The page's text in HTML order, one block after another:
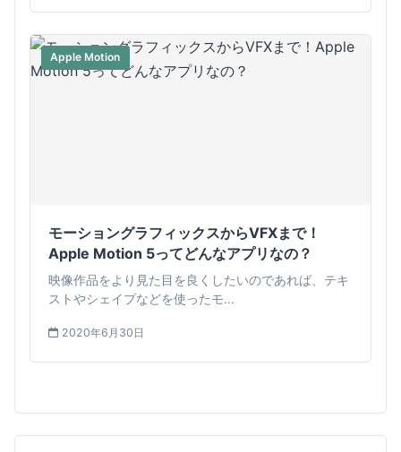
Apple Motion
モーショングラフィックスからVFXまで！
Apple Motion 5ってどんなアプリなの？
映像作品をより見た目を良くしたいのであれば、テキ
ストやシェイプなどを使ったモ...
2020年6月30日